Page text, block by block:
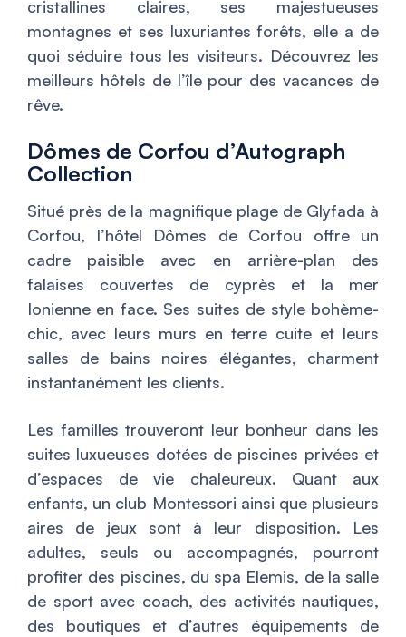
cristallines claires, ses majestueuses
montagnes et ses luxuriantes forêts, elle a de
quoi séduire tous les visiteurs. Découvrez les
meilleurs hôtels de l’île pour des vacances de
rêve.
Dômes de Corfou d’Autograph
Collection
Situé près de la magnifique plage de Glyfada à
Corfou, l’hôtel Dômes de Corfou offre un
cadre paisible avec en arrière-plan des
falaises couvertes de cyprès et la mer
Ionienne en face. Ses suites de style bohème-
chic, avec leurs murs en terre cuite et leurs
salles de bains noires élégantes, charment
instantanément les clients.
Les familles trouveront leur bonheur dans les
suites luxueuses dotées de piscines privées et
d’espaces de vie chaleureux. Quant aux
enfants, un club Montessori ainsi que plusieurs
aires de jeux sont à leur disposition. Les
adultes, seuls ou accompagnés, pourront
profiter des piscines, du spa Elemis, de la salle
de sport avec coach, des activités nautiques,
des boutiques et d’autres équipements de